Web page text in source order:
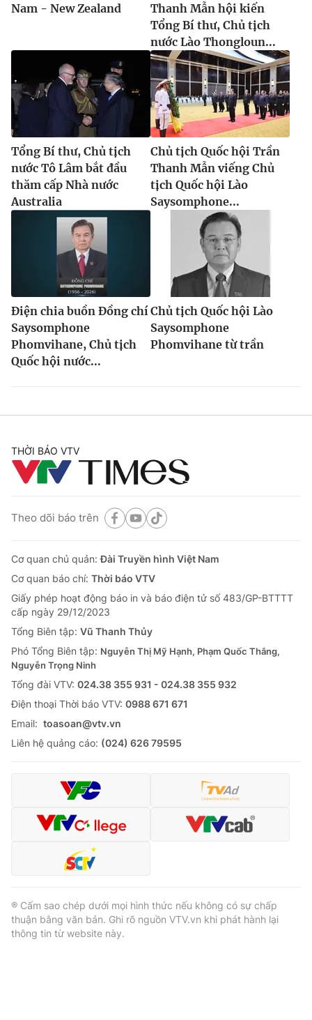
Nam - New Zealand
Thanh Mẫn hội kiến
Tổng Bí thư, Chủ tịch
nước Lào Thongloun...
Tổng Bí thư, Chủ tịch
nước Tô Lâm bắt đầu
thăm cấp Nhà nước
Australia
Chủ tịch Quốc hội Trần
Thanh Mẫn viếng Chủ
tịch Quốc hội Lào
Saysomphone...
Điện chia buồn Đồng chí
Saysomphone
Phomvihane, Chủ tịch
Quốc hội nước...
Chủ tịch Quốc hội Lào
Saysomphone
Phomvihane từ trần
THỜI BÁO VTV
Theo dõi báo trên
Cơ quan chủ quản:Đài Truyền hình Việt Nam
Cơ quan báo chí: Thời báo VTV
Giấy phép hoạt động báo in và báo điện tử số 483/GP-BTTTT
cấp ngày 29/12/2023
Tổng Biên tập: Vũ Thanh Thủy
Phó Tổng Biên tập: Nguyễn Thị Mỹ Hạnh, Phạm Quốc Thắng,
Nguyễn Trọng Ninh
Tổng đài VTV: 024.38 355 931 - 024.38 355 932
Ðiện thoại Thời báo VTV: 0988 671 671
Email: toasoan@vtv.vn
Liên hệ quảng cáo: (024) 626 79595
® Cấm sao chép dưới mọi hình thức nếu không có sự chấp
thuận bằng văn bản. Ghi rõ nguồn VTV.vn khi phát hành lại
thông tin từ website này.